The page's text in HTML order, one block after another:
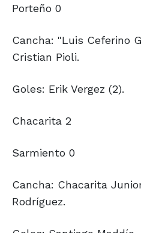
Porteño 0
Cancha: "Luis Ceferino
Cristian Pioli.
Goles: Erik Vergez (2).
Chacarita 2
Sarmiento 0
Cancha: Chacarita
Rodríguez.